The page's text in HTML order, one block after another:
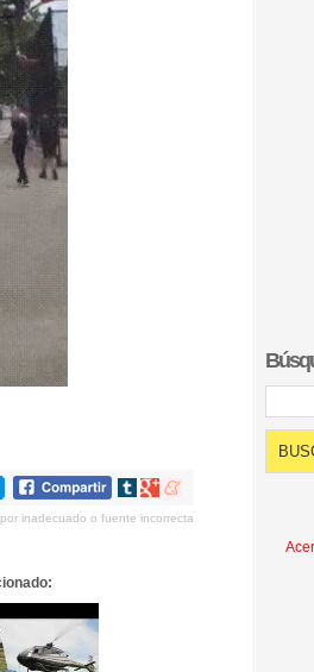
Compartir
tumblr
Compartir
Google+
Compartir
meneame
inadecuado o fuente incorrecta